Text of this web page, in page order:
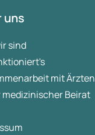
uns
sind
mit Ärzten
medizinischer Beirat